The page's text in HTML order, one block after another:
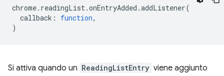
chrome. readingList .onEntryAdded .addListener(
callback : function,
)
Si attiva quando un ReadingListEntry viene aggiunto